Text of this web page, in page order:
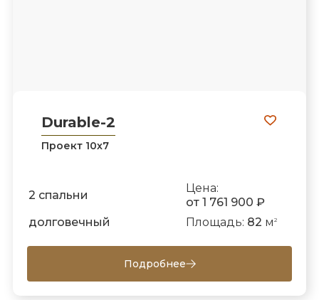
Durable-2
Проект 10х7
2 спальни
Цена:
от 1 761 900 ₽
долговечный
Площадь: 82 м 2
Подробнее